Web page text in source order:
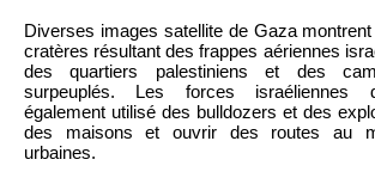
Diverses images satellite de Gaza
cratères résultant des frappes aériennes
des quartiers palestiniens et des
surpeuplés. Les forces israéliennes
également utilisé des bulldozers et des
des maisons et ouvrir des routes au
urbaines.